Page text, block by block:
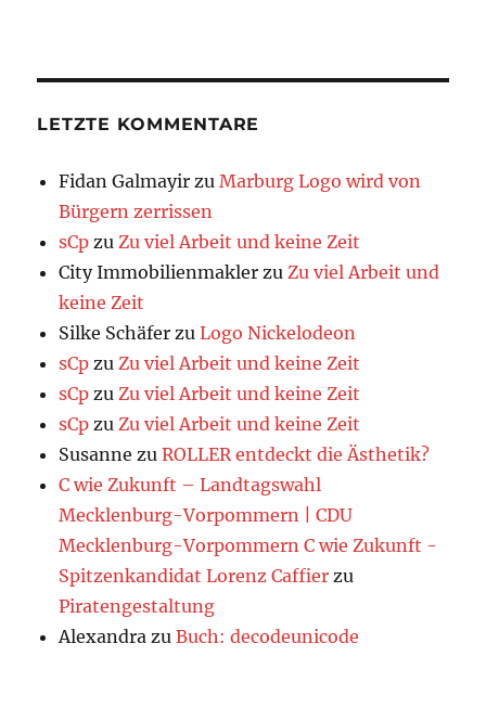
LETZTE KOMMENTARE
Fidan Galmayir zuMarburg Logo wird von
Bürgern zerrissen
sCp zuZu viel Arbeit und keine Zeit
City Immobilienmakler zuZu viel Arbeit und
keine Zeit
Silke Schäfer zuLogo Nickelodeon
sCp zuZu viel Arbeit und keine Zeit
sCp zuZu viel Arbeit und keine Zeit
sCp zuZu viel Arbeit und keine Zeit
Susanne zuROLLER entdeckt die Ästhetik?
C wie Zukunft – Landtagswahl
Mecklenburg-Vorpommern | CDU
Mecklenburg-Vorpommern C wie Zukunft -
Spitzenkandidat Lorenz Caffier zu
Piratengestaltung
Alexandra zuBuch: decodeunicode